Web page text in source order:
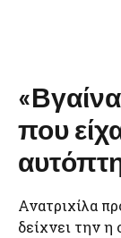
που
Ανατριχίλα
δείχνει την